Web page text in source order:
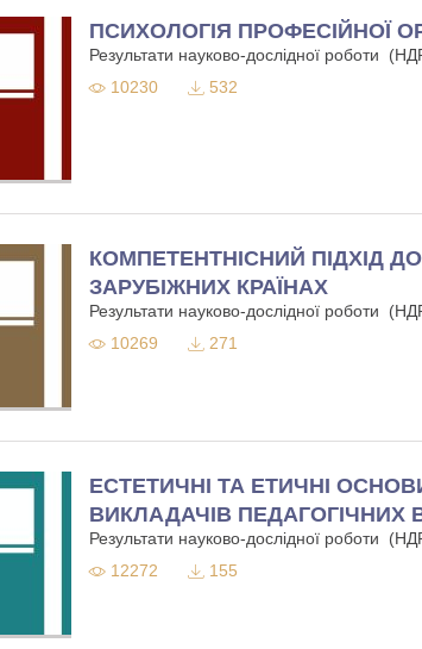
ПСИХОЛОГІЯ ПРОФЕСІЙНОЇ
Результати науково-дослідної роботи
10230
532
КОМПЕТЕНТНІСНИЙ ПІДХІД
ЗАРУБІЖНИХ КРАЇНАХ
Результати науково-дослідної роботи
10269
271
ЕСТЕТИЧНІ ТА ЕТИЧНІ
ВИКЛАДАЧІВ ПЕДАГОГІЧНИХ
Результати науково-дослідної роботи
12272
155